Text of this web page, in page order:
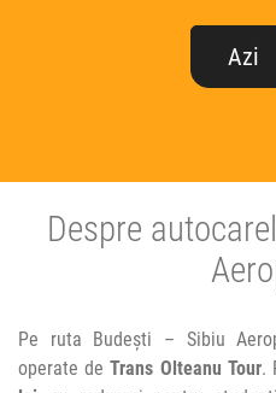
Azi
Despre
Pe ruta Budești – Sibiu
operate deTrans Olteanu Tour.